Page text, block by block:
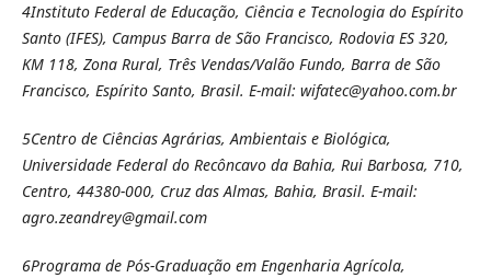
4Instituto Federal de Educação, Ciência e Tecnologia do Espírito
Santo (IFES), Campus Barra de São Francisco, Rodovia ES 320,
KM 118, Zona Rural, Três Vendas/Valão Fundo, Barra de São
Francisco, Espírito Santo, Brasil. E-mail: wifatec@yahoo.com.br
5Centro de Ciências Agrárias, Ambientais e Biológica,
Universidade Federal do Recôncavo da Bahia, Rui Barbosa, 710,
Centro, 44380-000, Cruz das Almas, Bahia, Brasil. E-mail:
agro.zeandrey@gmail.com
6Programa de Pós-Graduação em Engenharia Agrícola,